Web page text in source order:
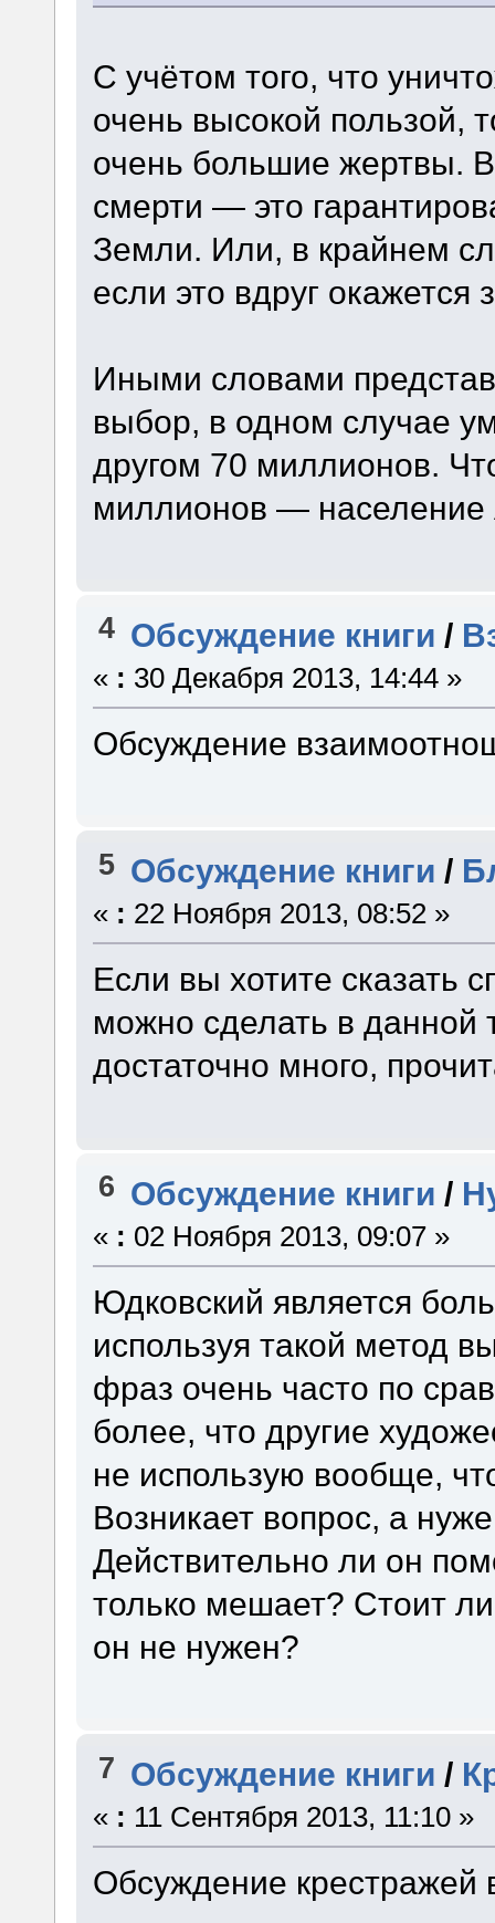
С учётом того, что
очень высокой пользой,
очень большие жертвы.
смерти — это
Земли. Или, в крайнем
если это вдруг окажется
Иными словами
выбор, в одном случае
другом 70 миллионов.
миллионов — население
4 Обсуждение книги /
« : 30 Декабря 2013, 14:44 »
Обсуждение
5 Обсуждение книги /
« : 22 Ноября 2013, 08:52 »
Если вы хотите сказать
можно сделать в данной
достаточно много,
6 Обсуждение книги /
« : 02 Ноября 2013, 09:07 »
Юдковский является
используя такой метод
фраз очень часто по
более, что другие
не использую вообще,
Возникает вопрос, а
Действительно ли он
только мешает? Стоит ли
он не нужен?
7 Обсуждение книги /
« : 11 Сентября 2013, 11:10 »
Обсуждение крестражей